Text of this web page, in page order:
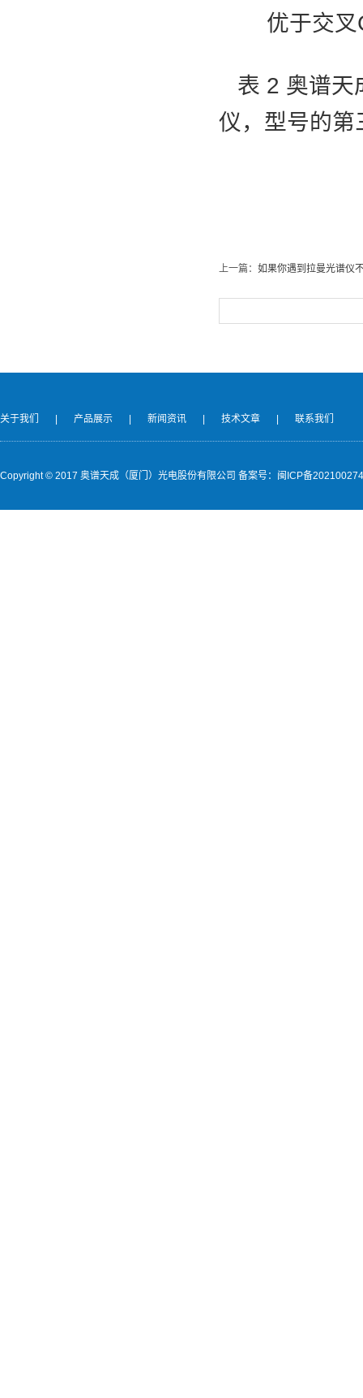
优于交
表 2 奥谱天
仪，型号的第
上一篇： 如果你遇到拉曼光谱仪
关于我们 产品展示 新闻资讯 技术文章 联系我们
Copyright © 2017 奥谱天成（厦门）光电股份有限公司 备案号：闽ICP备